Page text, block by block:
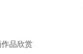
品欣赏